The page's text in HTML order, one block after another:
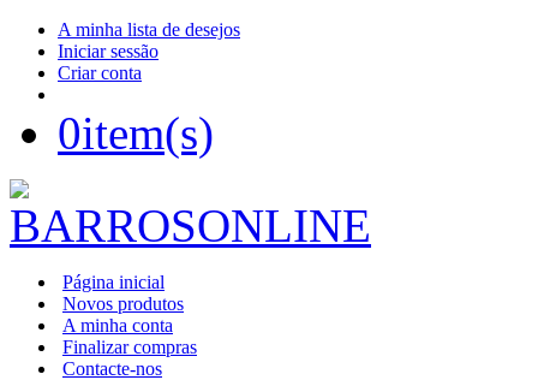
A minha lista de desejos
Iniciar sessão
Criar conta
0item(s)
Página inicial
Novos produtos
A minha conta
Finalizar compras
Contacte-nos